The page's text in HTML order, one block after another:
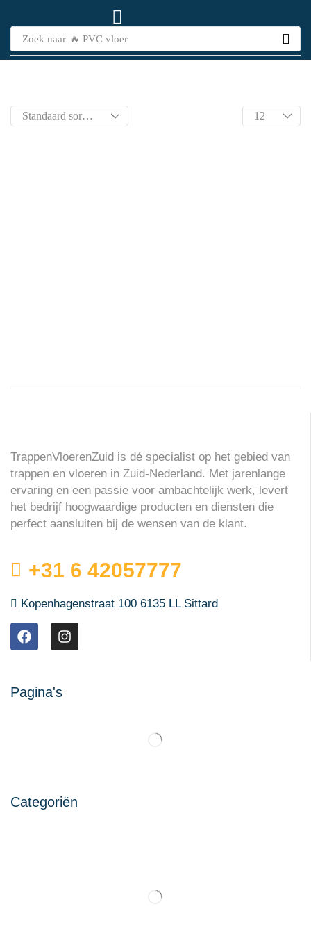
Zoek naar 🔥 PVC vloer
TrappenVloerenZuid is dé specialist op het gebied van
trappen en vloeren in Zuid-Nederland. Met jarenlange
ervaring en een passie voor ambachtelijk werk, levert
het bedrijf hoogwaardige producten en diensten die
perfect aansluiten bij de wensen van de klant.
+31 6 42057777
Kopenhagenstraat 100 6135 LL Sittard
Pagina's
Categoriën